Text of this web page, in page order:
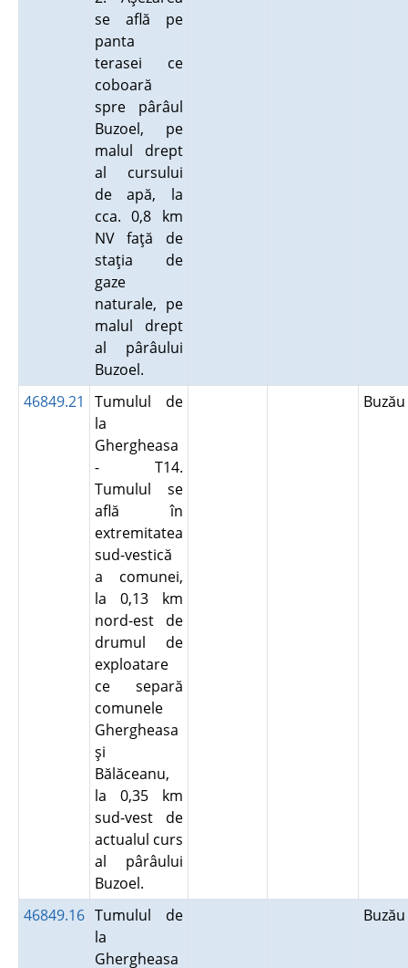
se află pe
panta
terasei ce
coboară
spre pârâul
Buzoel, pe
malul drept
al cursului
de apă, la
cca. 0,8 km
NV faţă de
staţia de
gaze
naturale, pe
malul drept
al pârâului
Buzoel.
46849.21
Tumulul de
la
Ghergheasa
- T14.
Tumulul se
află în
extremitatea
sud-vestică
a comunei,
la 0,13 km
nord-est de
drumul de
exploatare
ce separă
comunele
Ghergheasa
şi
Bălăceanu,
la 0,35 km
sud-vest de
actualul curs
al pârâului
Buzoel.
46849.16 Tumulul de
la
Ghergheasa